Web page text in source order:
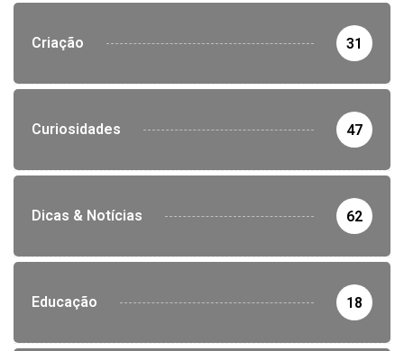
Criação 31
Curiosidades 47
Dicas & Notícias 62
Educação 18